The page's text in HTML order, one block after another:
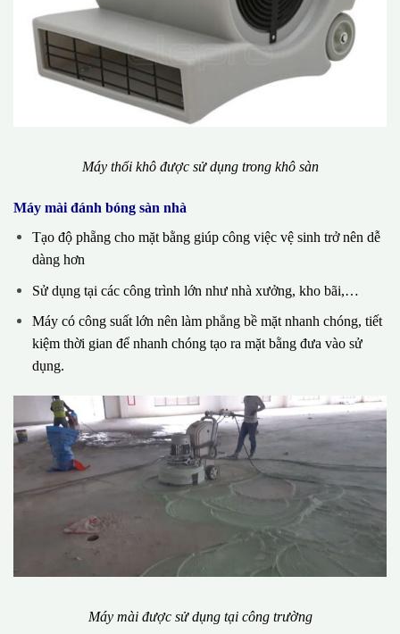
Máy thổi khô được sử dụng trong khô sàn
Máy mài đánh bóng sàn nhà
Tạo độ phẵng cho mặt bằng giúp công việc vệ sinh trở nên dễ
dàng hơn
Sử dụng tại các công trình lớn như nhà xưởng, kho bãi,…
Máy có công suất lớn nên làm phẳng bề mặt nhanh chóng, tiết
kiệm thời gian để nhanh chóng tạo ra mặt bằng đưa vào sử
dụng.
Máy mài được sử dụng tại công trường